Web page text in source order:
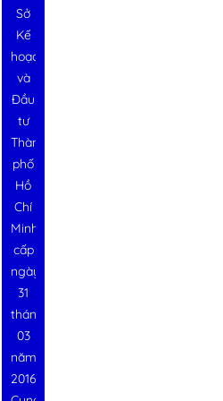
Sở
Kế
hoạch
và
Đầu
tư
Thành
phố
Hồ
Chí
Minh
cấp
ngày
31
tháng
03
năm
2016